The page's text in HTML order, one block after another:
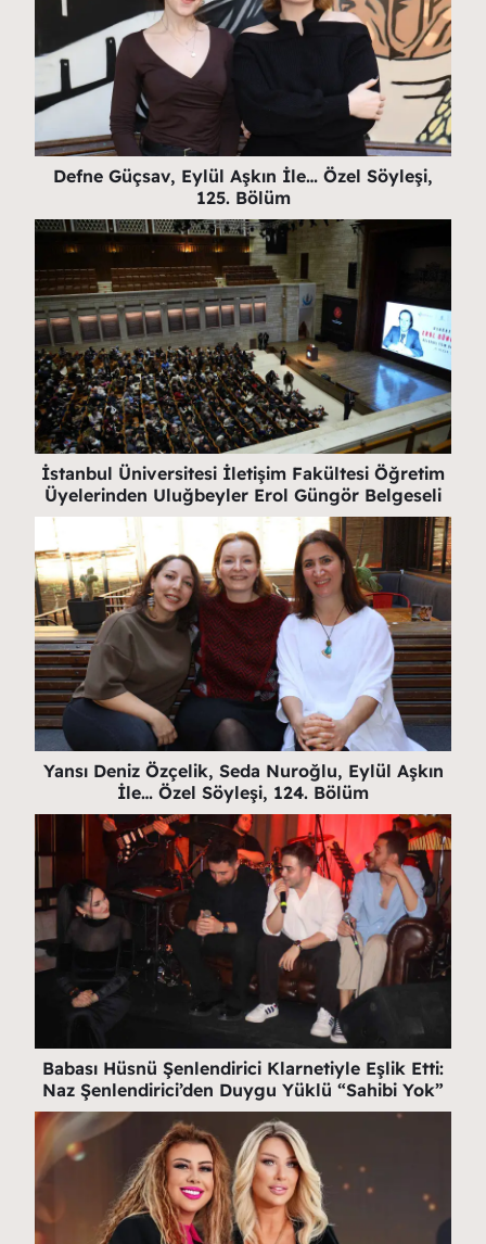
Defne Güçsav, Eylül Aşkın İle… Özel Söyleşi,
125. Bölüm
İstanbul Üniversitesi İletişim Fakültesi Öğretim
Üyelerinden Uluğbeyler Erol Güngör Belgeseli
Yansı Deniz Özçelik, Seda Nuroğlu, Eylül Aşkın
İle… Özel Söyleşi, 124. Bölüm
Babası Hüsnü Şenlendirici Klarnetiyle Eşlik Etti:
Naz Şenlendirici’den Duygu Yüklü “Sahibi Yok”